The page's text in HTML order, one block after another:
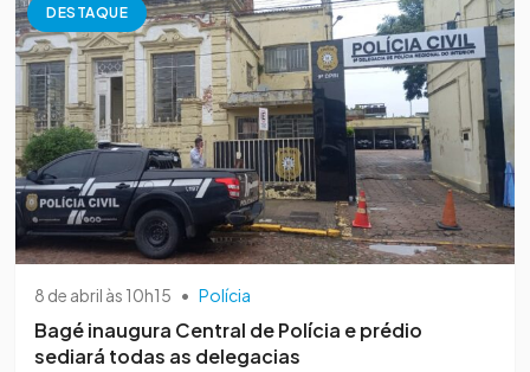
DESTAQUE
8 de abril às 10h15 • Polícia
Bagé inaugura Central de Polícia e prédio
sediará todas as delegacias